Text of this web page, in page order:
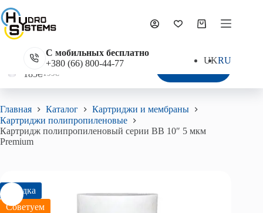
к
сути
199₴
Первоначальная
цена
199₴.
185₴
Текущая
цена:
Корзина
С мобильных бесплатно
+380 (66) 800-44-77
UKRU
Главная Каталог
Картриджи и мембраны
Картриджи полипропиленовые
Картридж полипропиленовый серии BB 10″ 5 мкм
Premium
Скидка
Советуем